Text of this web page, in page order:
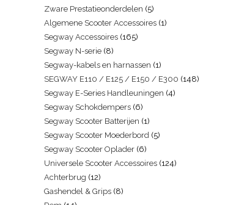
Zware Prestatieonderdelen 5
Algemene Scooter Accessoires 1
Segway Accessoires 165
Segway N-serie 8
Segway-kabels en harnassen 1
SEGWAY E110 / E125 / E150 / E300 148
Segway E-Series Handleuningen 4
Segway Schokdempers 6
Segway Scooter Batterijen 1
Segway Scooter Moederbord 5
Segway Scooter Oplader 6
Universele Scooter Accessoires 124
Achterbrug 12
Gashendel & Grips 8